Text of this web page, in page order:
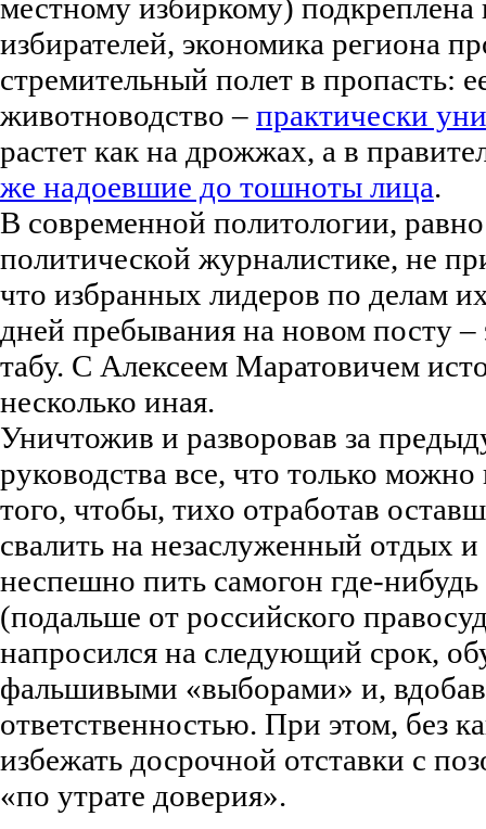
местному избиркому) подкреплена
избирателей, экономика региона
стремительный полет в пропасть:
животноводство – практически
растет как на дрожжах, а в
же надоевшие до тошноты лица.
В современной политологии,
политической журналистике, не
что избранных лидеров по делам
дней пребывания на новом посту –
табу. С Алексеем Маратовичем
несколько иная.
Уничтожив и разворовав за
руководства все, что только можно
того, чтобы, тихо отработав
свалить на незаслуженный отдых
неспешно пить самогон где-
(подальше от российского
напросился на следующий срок,
фальшивыми «выборами» и,
ответственностью. При этом, без
избежать досрочной отставки с
«по утрате доверия».